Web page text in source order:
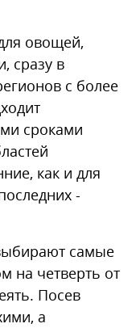
овощей,
сразу в
с более
сроками
как и для
-
самые
на четверть от
Посев
а